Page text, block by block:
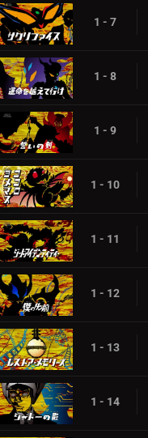
1 - 7
1 - 8
1 - 9
1 - 10
1 - 11
1 - 12
1 - 13
1 - 14